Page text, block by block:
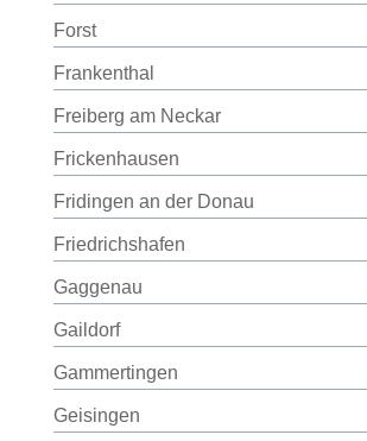
Forst
Frankenthal
Freiberg am Neckar
Frickenhausen
Fridingen an der Donau
Friedrichshafen
Gaggenau
Gaildorf
Gammertingen
Geisingen